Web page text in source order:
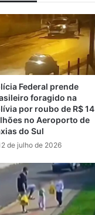
Federal prende
foragido na
por roubo de R$ 14
no Aeroporto de
do Sul
de julho de 2026
2026
Roca Sales,
e Muçum,
bloqueado